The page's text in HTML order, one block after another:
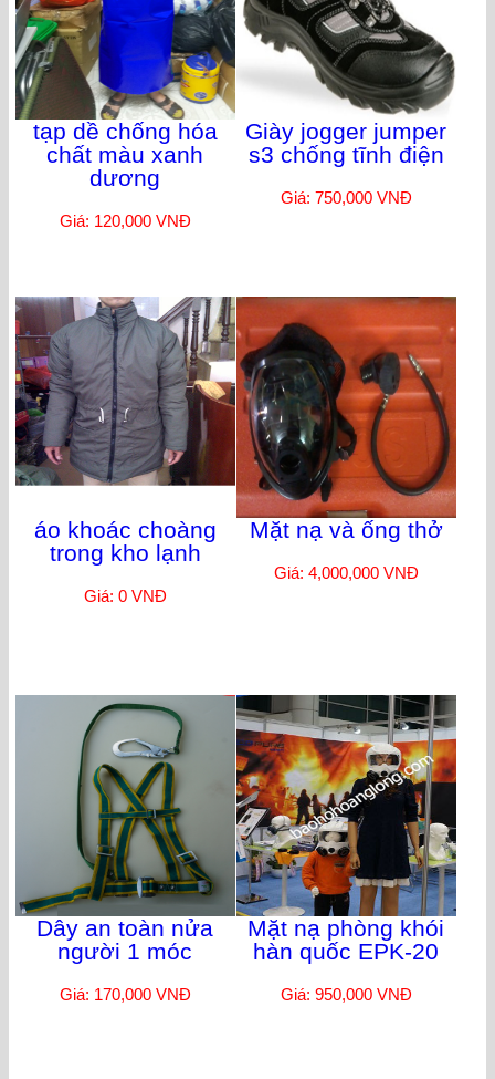
tạp dề chống hóa
chất màu xanh
dương
Giá: 120,000 VNĐ
Giày jogger jumper
s3 chống tĩnh điện
Giá: 750,000 VNĐ
áo khoác choàng
trong kho lạnh
Giá: 0 VNĐ
Mặt nạ và ống thở
Giá: 4,000,000 VNĐ
Dây an toàn nửa
người 1 móc
Giá: 170,000 VNĐ
Mặt nạ phòng khói
hàn quốc EPK-20
Giá: 950,000 VNĐ